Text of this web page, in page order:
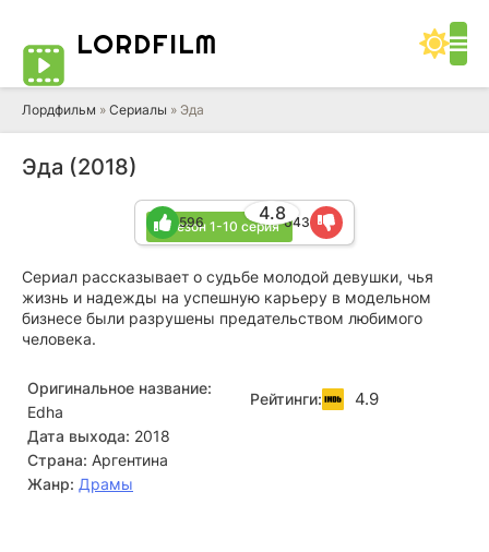
LORDFILM
Лордфильм » Сериалы » Эда
Эда (2018)
1 сезон 1-10 серия
4.8
596 643
Сериал рассказывает о судьбе молодой девушки, чья
жизнь и надежды на успешную карьеру в модельном
бизнесе были разрушены предательством любимого
человека.
Оригинальное название:
Edha
Дата выхода: 2018
Страна: Аргентина
Жанр: Драмы
Рейтинги: 4.9